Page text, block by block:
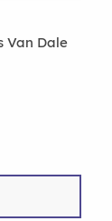
Van Dale